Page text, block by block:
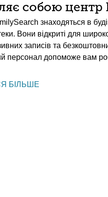
собою центр
знаходяться в
Вони відкриті для
записів та
персонал допоможе вам
БІЛЬШЕ